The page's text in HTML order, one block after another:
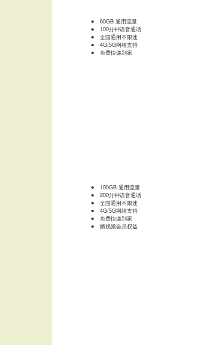
60GB 通用流量
100分钟语音通话
全国通用不限速
4G/5G网络支持
免费快递到家
100GB 通用流量
200分钟语音通话
全国通用不限速
4G/5G网络支持
免费快递到家
赠视频会员权益